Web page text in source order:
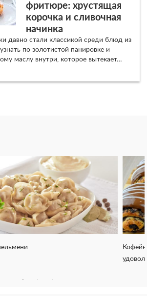
фритюре: хрустящая
корочка и сливочная
начинка
давно стали классикой среди блюд из
по золотистой панировке и
маслу внутри, которое вытекает…